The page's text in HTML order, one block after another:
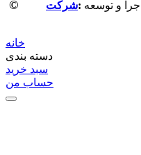
© اجرا و توسعه :شرکت
خانه
دسته بندی
سبد خرید
حساب من